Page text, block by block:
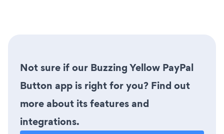
Not sure if our Buzzing Yellow PayPal
Button app is right for you? Find out
more about its features and
integrations.